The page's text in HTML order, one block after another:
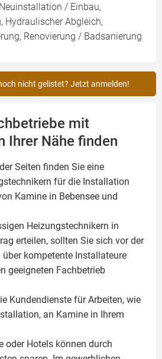
/ Einbau,
Hydraulischer Abgleich,
Renovierung / Badsanierung
nicht gelistet? Jetzt anmelden!
mit
Ihrer Nähe finden
Seiten finden Sie eine
für die Installation
Kamine in Bebensee und
Heizungstechnikern in
erteilen, sollten Sie sich vor der
kompetente Installateure
geeigneten Fachbetrieb
Kundendienste für Arbeiten, wie
an Kamine in Ihrem
oder Hotels können durch